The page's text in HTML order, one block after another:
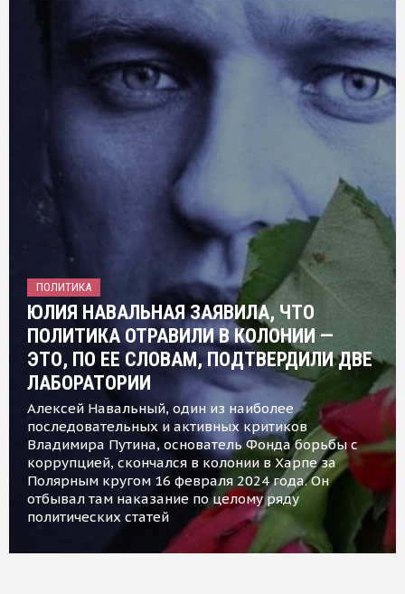
ПОЛИТИКА
ЮЛИЯ НАВАЛЬНАЯ ЗАЯВИЛА, ЧТО
ПОЛИТИКА ОТРАВИЛИ В КОЛОНИИ —
ЭТО, ПО ЕЕ СЛОВАМ, ПОДТВЕРДИЛИ ДВЕ
ЛАБОРАТОРИИ
Алексей Навальный, один из наиболее
последовательных и активных критиков
Владимира Путина, основатель Фонда борьбы с
коррупцией, скончался в колонии в Харпе за
Полярным кругом 16 февраля 2024 года. Он
отбывал там наказание по целому ряду
политических статей